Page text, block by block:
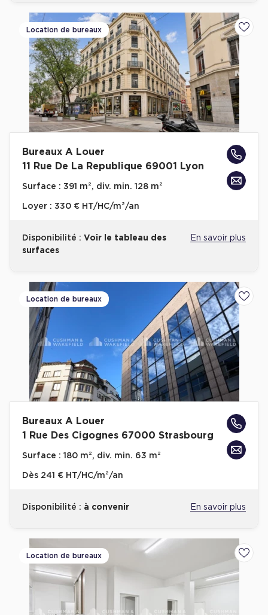
Location de bureaux
Bureaux A Louer
11 Rue De La Republique 69001 Lyon
Surface : 391 m², div. min. 128 m²
Loyer : 330 € HT/HC/m²/an
Disponibilité : Voir le tableau des
surfaces
En savoir plus
Location de bureaux
Bureaux A Louer
1 Rue Des Cigognes 67000 Strasbourg
Surface : 180 m², div. min. 63 m²
Dès 241 € HT/HC/m²/an
Disponibilité : à convenir En savoir plus
Location de bureaux